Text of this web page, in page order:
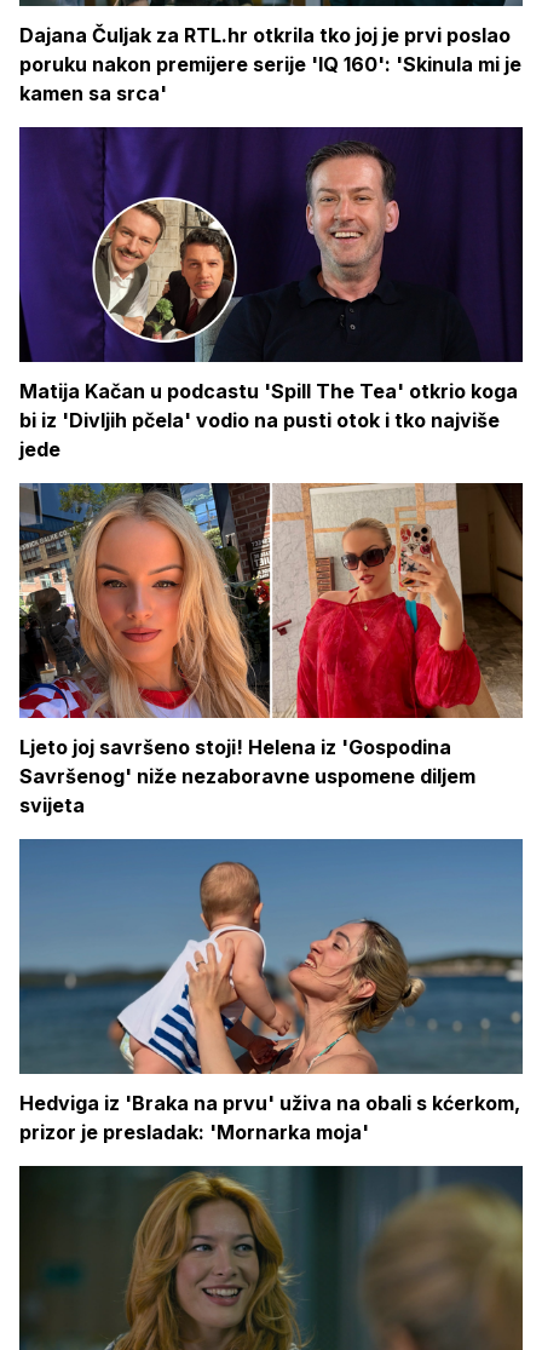
Dajana Čuljak za RTL.hr otkrila tko joj je prvi poslao
poruku nakon premijere serije 'IQ 160': 'Skinula mi je
kamen sa srca'
Matija Kačan u podcastu 'Spill The Tea' otkrio koga
bi iz 'Divljih pčela' vodio na pusti otok i tko najviše
jede
Ljeto joj savršeno stoji! Helena iz 'Gospodina
Savršenog' niže nezaboravne uspomene diljem
svijeta
Hedviga iz 'Braka na prvu' uživa na obali s kćerkom,
prizor je presladak: 'Mornarka moja'